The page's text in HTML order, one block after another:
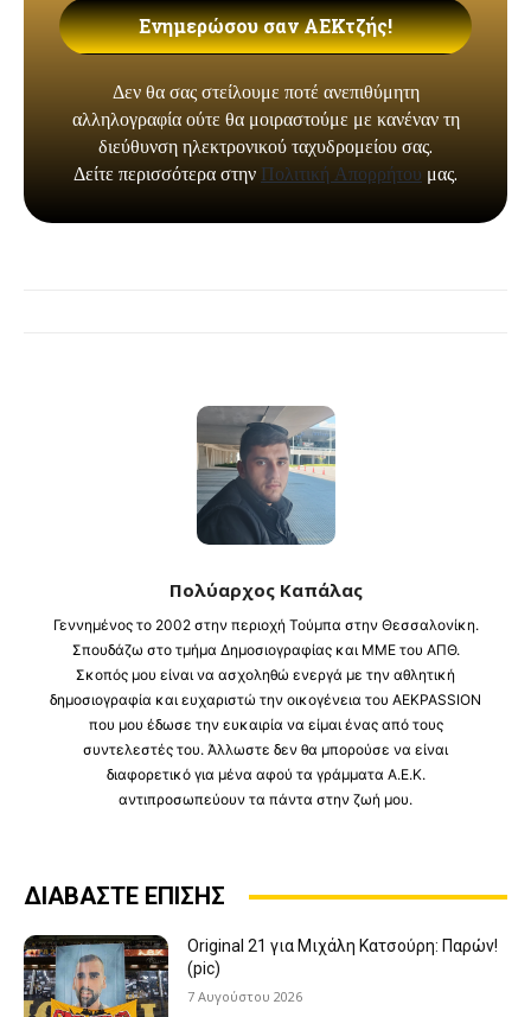
Πολύαρχος Καπάλας
Γεννημένος το 2002 στην περιοχή Τούμπα στην Θεσσαλονίκη.
Σπουδάζω στο τμήμα Δημοσιογραφίας και ΜΜΕ του ΑΠΘ.
Σκοπός μου είναι να ασχοληθώ ενεργά με την αθλητική
δημοσιογραφία και ευχαριστώ την οικογένεια του AEKPASSION
που μου έδωσε την ευκαιρία να είμαι ένας από τους
συντελεστές του. Άλλωστε δεν θα μπορούσε να είναι
διαφορετικό για μένα αφού τα γράμματα Α.Ε.Κ.
αντιπροσωπεύουν τα πάντα στην ζωή μου.
ΔΙΑΒΑΣΤΕ ΕΠΙΣΗΣ
Original 21 για Μιχάλη Κατσούρη: Παρών!
(pic)
7 Αυγούστου 2026